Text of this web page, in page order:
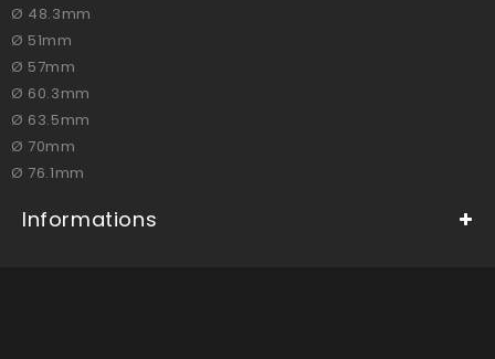
Ø 48.3mm
Ø 51mm
Ø 57mm
Ø 60.3mm
Ø 63.5mm
Ø 70mm
Ø 76.1mm
Informations